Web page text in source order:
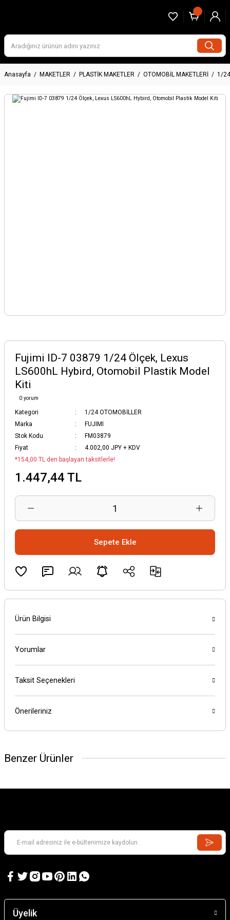
Anasayfa MAKETLER PLASTİK MAKETLER OTOMOBİL MAKETLERİ 1/
Fujimi ID-7 03879 1/24 Ölçek, Lexus
LS600hL Hybird, Otomobil Plastik Model
Kiti
0 yorum
Kategori
1/24 OTOMOBİLLER
Marka
FUJIMI
Stok Kodu
FM03879
Fiyat
4.002,00 JPY + KDV
*154,00 TL den başlayan taksitlerle!
1.447,44 TL
Sepete Ekle
Ürün Bilgisi
Yorumlar
Taksit Seçenekleri
Önerileriniz
Benzer Ürünler
Üyelik